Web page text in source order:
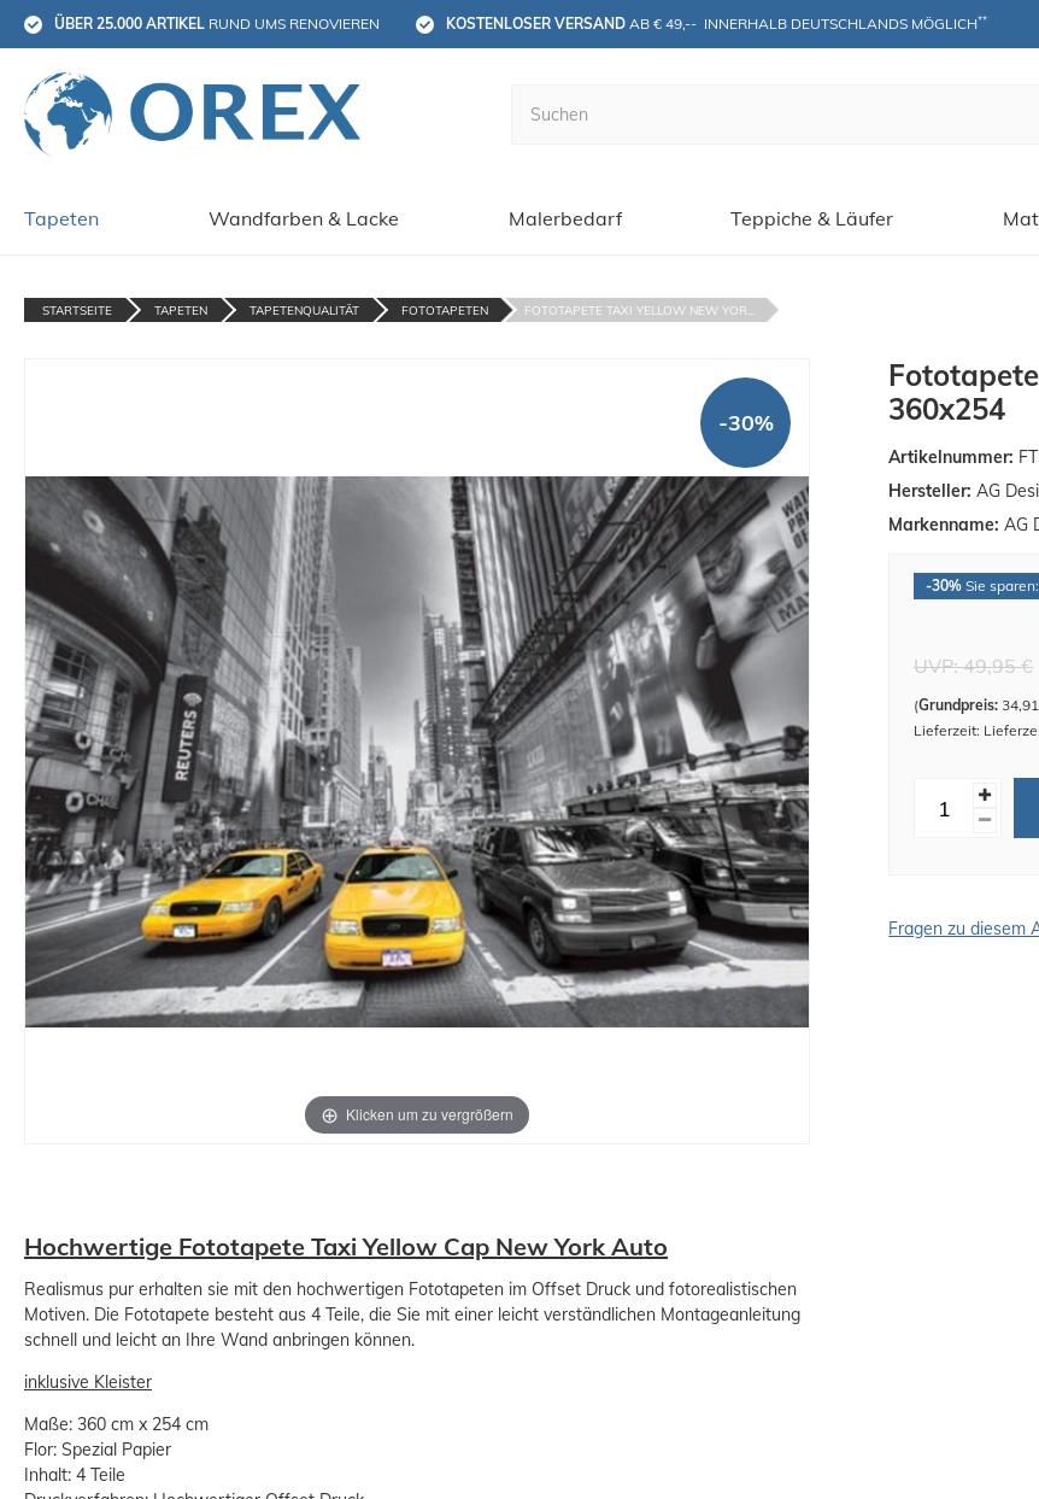
ÜBER 25.000 ARTIKEL RUND UMS RENOVIEREN KOSTENLOSER VERSAND AB € 49,--  INNERHALB DEUTSCHLANDS MÖGLICH**
Tapeten Wandfarben & Lacke Malerbedarf Teppiche & Läufer
STARTSEITE TAPETEN TAPETENQUALITÄT FOTOTAPETEN FOTOTAPETE TAXI YELLOW NEW YOR...
Klicken um zu vergrößern
-30%
360x254
Artikelnummer:
Hersteller: AG
Markenname: AG
-30% Sie
UVP:49,95 €
(Grundpreis:
Lieferzeit:
Fragen zu diesem
Hochwertige Fototapete Taxi Yellow Cap New York Auto
Realismus pur erhalten sie mit den hochwertigen Fototapeten im Offset Druck und fotorealistischen
Motiven. Die Fototapete besteht aus 4 Teile, die Sie mit einer leicht verständlichen Montageanleitung
schnell und leicht an Ihre Wand anbringen können.
inklusive Kleister
Maße: 360 cm x 254 cm
Flor: Spezial Papier
Inhalt: 4 Teile